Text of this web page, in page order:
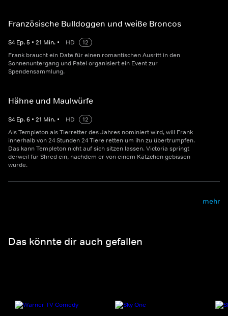
Französische Bulldoggen und weiße Broncos
S4 Ep.5 • 21 Min. • HD
12
Frank braucht ein Date für einen romantischen Ausritt in den
Sonnenuntergang und Patel organisiert ein Event zur
Spendensammlung.
Hähne und Maulwürfe
S4 Ep.6 • 21 Min. • HD
12
Als Templeton als Tierretter des Jahres nominiert wird, will Frank
innerhalb von 24 Stunden 24 Tiere retten um ihn zu übertrumpfen.
Das kann Templeton nicht auf sich sitzen lassen. Victoria springt
derweil für Shred ein, nachdem er von einem Kätzchen gebissen
wurde.
mehr
Das könnte dir auch gefallen